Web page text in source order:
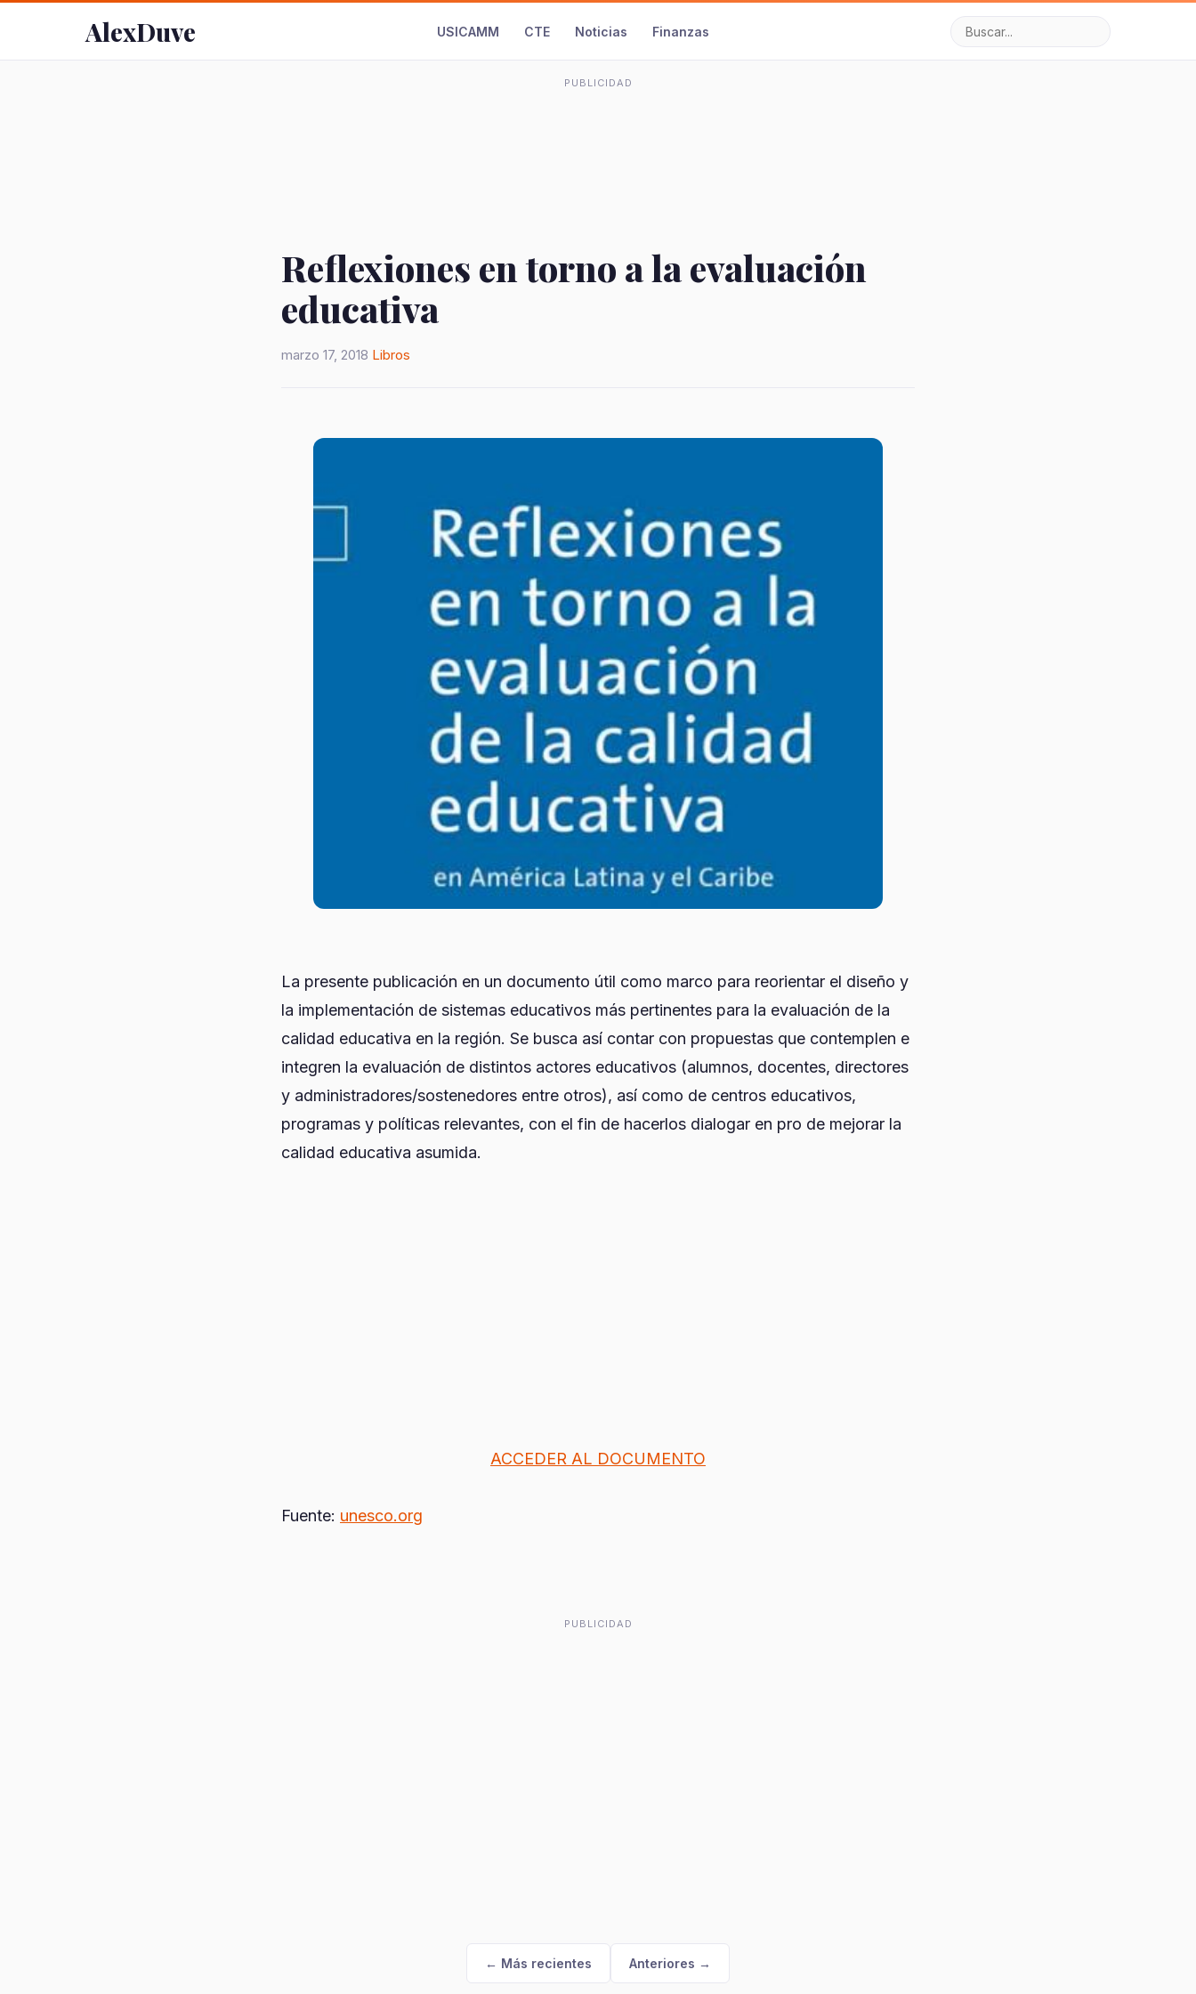
AlexDuve USICAMM CTE Noticias Finanzas
PUBLICIDAD
Reflexiones en torno a la evaluación
educativa
marzo 17, 2018 Libros
La presente publicación en un documento útil como marco para reorientar el diseño y
la implementación de sistemas educativos más pertinentes para la evaluación de la
calidad educativa en la región. Se busca así contar con propuestas que contemplen e
integren la evaluación de distintos actores educativos (alumnos, docentes, directores
y administradores/sostenedores entre otros), así como de centros educativos,
programas y políticas relevantes, con el fin de hacerlos dialogar en pro de mejorar la
calidad educativa asumida.
ACCEDER AL DOCUMENTO
Fuente: unesco.org
PUBLICIDAD
← Más recientes Anteriores →